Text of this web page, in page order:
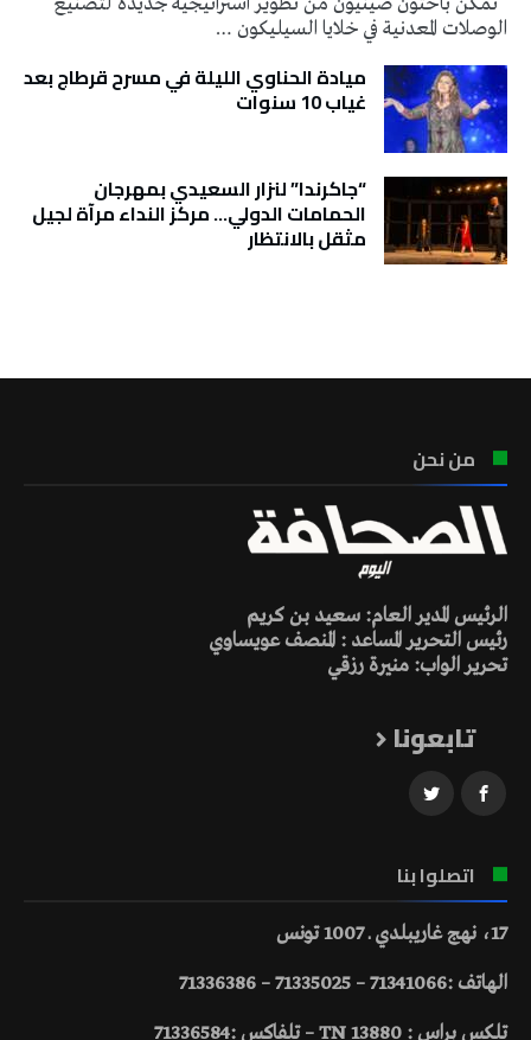
الوصلات المعدنية في خلايا السيليكون …
ميادة الحناوي الليلة في مسرح قرطاج بعد
غياب 10 سنوات
“جاكرندا” لنزار السعيدي بمهرجان
الحمامات الدولي… مركز النداء مرآة لجيل
مثقل بالانتظار
من نحن
الرئيس المدير العام: سعيد بن كريم
رئيس التحرير المساعد : المنصف عويساوي
تحرير الواب: منيرة رزقي
تابعونا
اتصلوا بنا
17، نهج غاريبلدي ـ 1007 تونس
الهاتف :71341066 – 71335025 – 71336386
تلكس براس : 13880 TN – تلفاكس :71336584